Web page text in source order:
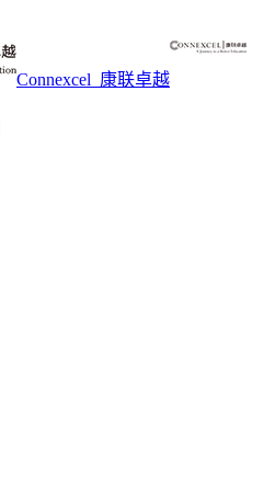
Connexcel_康联卓越